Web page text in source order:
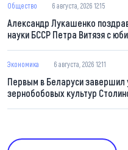
Общество 6 августа, 2026 12:15
Александр Лукашенко
науки БССР Петра Витязя с
Экономика 6 августа, 2026 12:11
Первым в Беларуси завершил
зернобобовых культур